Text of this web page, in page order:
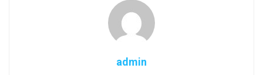
admin